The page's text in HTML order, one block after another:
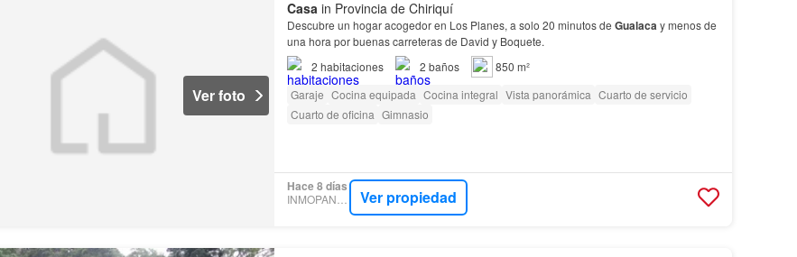
Ver foto
Casa in Provincia de Chiriquí
Descubre un hogar acogedor en Los Planes, a solo 20 minutos de Gualacay menos de
una hora por buenas carreteras de David y Boquete.
2 habitaciones 2 baños
850 m²
Garaje Cocina equipada Cocina integral Vista panorámica Cuarto de servicio
Cuarto de oficina Gimnasio
Hace 8 días
Ver propiedad